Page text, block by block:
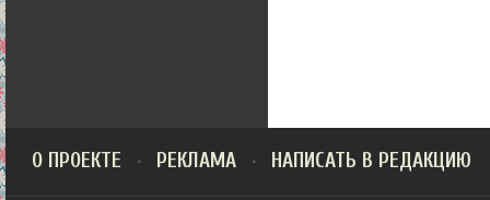
О ПРОЕКТЕ РЕКЛАМА НАПИСАТЬ В РЕДАКЦИЮ